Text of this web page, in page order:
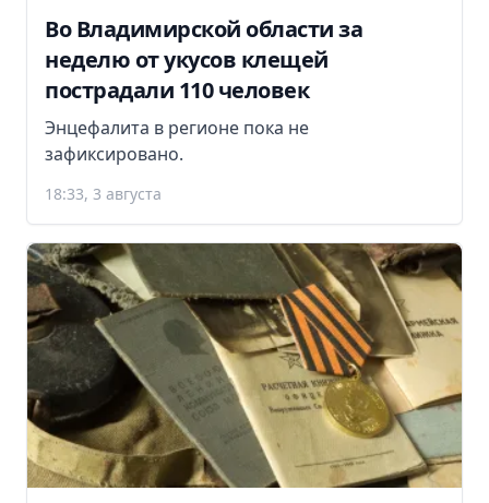
Во Владимирской области за
неделю от укусов клещей
пострадали 110 человек
Энцефалита в регионе пока не
зафиксировано.
18:33, 3 августа